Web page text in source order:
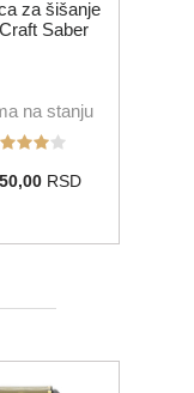
za šišanje
Saber
na stanju
RSD